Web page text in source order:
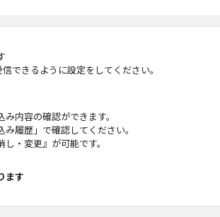
できるように設定をしてください。
内容の確認ができます。
履歴」で確認してください。
・変更』が可能です。
ます